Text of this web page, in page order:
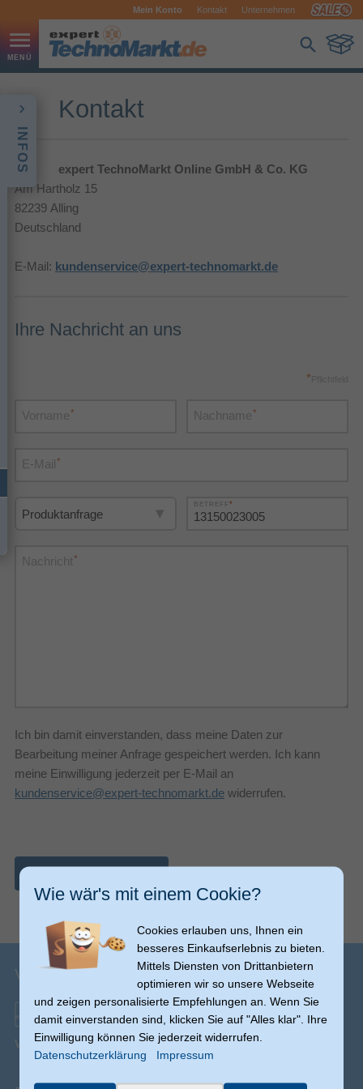
Mein Konto Kontakt Unternehmen
INFOS
Kontakt
expert TechnoMarkt Online GmbH & Co. KG
Am Hartholz 15
82239 Alling
Deutschland
E-Mail: kundenservice@expert-technomarkt.de
Ihre Nachricht an uns
*
Vorname* Nachname*
E-Mail*
*
Nachricht*
Ich bin damit einverstanden, dass meine Daten zur
Bearbeitung meiner Anfrage gespeichert werden. Ich kann
meine Einwilligung jederzeit per E-Mail an
kundenservice@expert-technomarkt.de widerrufen.
Versandinfos
Versand ab € 0,00(Ausnahmen möglich)
Wie wär's mit einem Cookie?
Cookies erlauben uns, Ihnen ein
besseres Einkaufserlebnis zu bieten.
Mittels Diensten von Drittanbietern
optimieren wir so unsere Webseite
und zeigen personalisierte Empfehlungen an. Wenn Sie
damit einverstanden sind, klicken Sie auf "Alles klar". Ihre
Einwilligung können Sie jederzeit widerrufen.
Datenschutzerklärung
Impressum